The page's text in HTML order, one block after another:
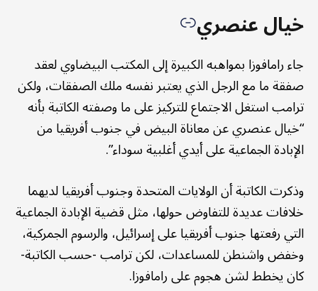
خيال عنصري
جاء رامافوزا بمواهبه الكبيرة إلى المكتب البيضاوي لعقد
صفقة ما مع الرجل الذي يعتبر نفسه ملك الصفقات، ولكن
ترامب استغل الاجتماع للتركيز على ما وصفته الكاتبة بأنه
“خيال عنصري عن معاناة البيض في جنوب أفريقيا من
الإبادة الجماعية على أيدي أغلبية سوداء”.
وذكرت الكاتبة أن الولايات المتحدة وجنوب أفريقيا لديهما
خلافات عديدة للتفاوض حولها، مثل قضية الإبادة الجماعية
التي رفعتها جنوب أفريقيا على إسرائيل، والرسوم الجمركية،
وخفض واشنطن للمساعدات، لكن ترامب -حسب الكاتبة-
كان يخطط لشن هجوم على رامافوزا.